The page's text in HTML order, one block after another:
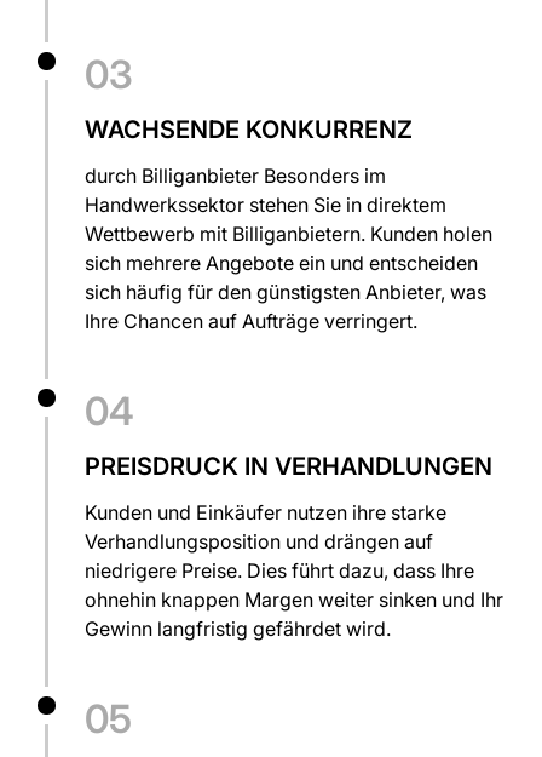
03
WACHSENDE KONKURRENZ
durch Billiganbieter Besonders im
Handwerkssektor stehen Sie in direktem
Wettbewerb mit Billiganbietern. Kunden holen
sich mehrere Angebote ein und entscheiden
sich häufig für den günstigsten Anbieter, was
Ihre Chancen auf Aufträge verringert.
04
PREISDRUCK IN VERHANDLUNGEN
Kunden und Einkäufer nutzen ihre starke
Verhandlungsposition und drängen auf
niedrigere Preise. Dies führt dazu, dass Ihre
ohnehin knappen Margen weiter sinken und Ihr
Gewinn langfristig gefährdet wird.
05